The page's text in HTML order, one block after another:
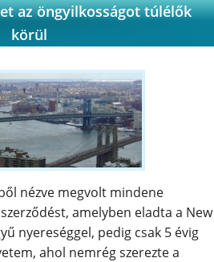
az öngyilkosságot túlélők
körül
nézve megvolt mindene
amelyben eladta a New
nyereséggel, pedig csak 5 évig
ahol nemrég szerezte a